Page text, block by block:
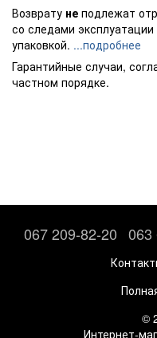
Возврату не подлежат
со следами
упаковкой. ...подробнее
Гарантийные случаи,
частном порядке.
067 209-82-20 063
©
Интернет-